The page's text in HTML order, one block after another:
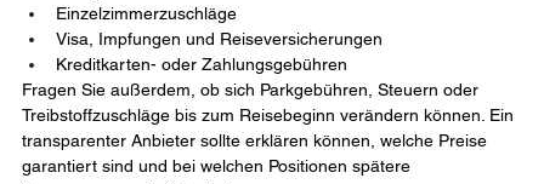
Einzelzimmerzuschläge
Visa, Impfungen und Reiseversicherungen
Kreditkarten- oder Zahlungsgebühren
Fragen Sie außerdem, ob sich Parkgebühren, Steuern oder
Treibstoffzuschläge bis zum Reisebeginn verändern können. Ein
transparenter Anbieter sollte erklären können, welche Preise
garantiert sind und bei welchen Positionen spätere